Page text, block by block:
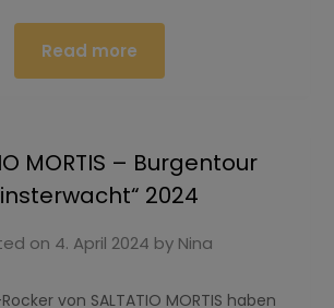
Read more
MORTIS – Burgentour
2024
on 4. April 2024 by Nina
von SALTATIO MORTIS haben